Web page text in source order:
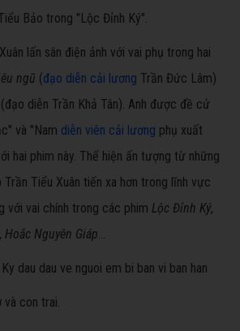
Bảo trong "Lộc Đỉnh Ký".
lấn sân điện ảnh với vai phụ trong hai
ngũ (đạo diễn cải lương Trần Đức Lâm)
(đạo diễn Trần Khả Tân). Anh được đề cử
và "Nam diễn viên cải lương phụ xuất
hai phim này. Thể hiện ấn tượng từ những
Tiểu Xuân tiến xa hơn trong lĩnh vực
với vai chính trong các phim Lộc Đỉnh Ký,
, Hoắc Nguyên Giáp...
và con trai.